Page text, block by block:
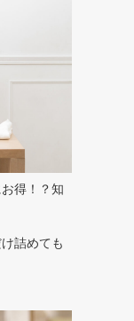
得！？知
詰めても